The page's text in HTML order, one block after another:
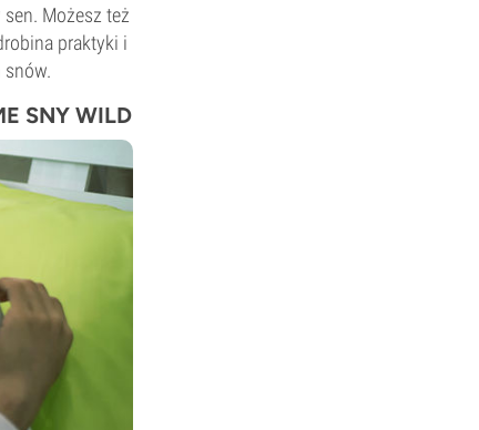
Możesz też
praktyki i
SNY WILD